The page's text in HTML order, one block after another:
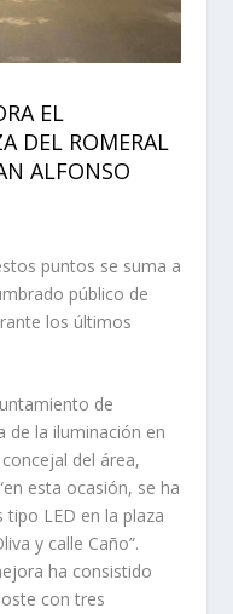
EL
DEL ROMERAL
ALFONSO
puntos se suma a
público de
los últimos
de
de la iluminación en
del área,
esta ocasión, se ha
tipo LED en la plaza
y calle Caño”.
ha consistido
con tres